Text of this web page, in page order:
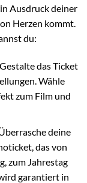
Ausdruck deiner
Herzen kommt.
du:
das Ticket
Wähle
zum Film und
deine
das von
zum Jahrestag
garantiert in